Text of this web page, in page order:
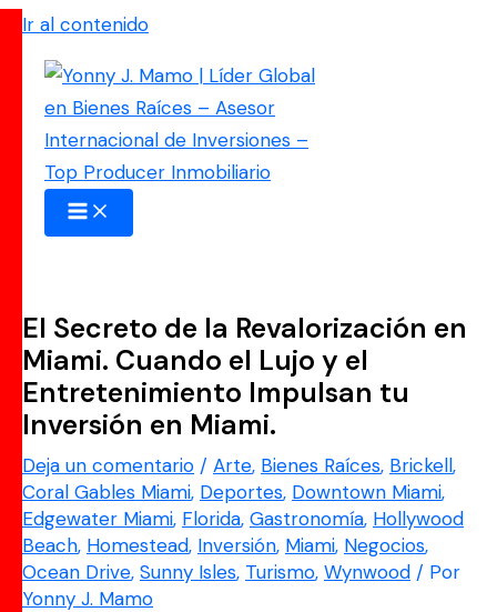
Ir al contenido
El Secreto de la Revalorización en
Miami. Cuando el Lujo y el
Entretenimiento Impulsan tu
Inversión en Miami.
Deja un comentario / Arte, Bienes Raíces, Brickell,
Coral Gables Miami, Deportes, Downtown Miami,
Edgewater Miami, Florida, Gastronomía, Hollywood
Beach, Homestead, Inversión, Miami, Negocios,
Ocean Drive, Sunny Isles, Turismo, Wynwood / Por
Yonny J. Mamo